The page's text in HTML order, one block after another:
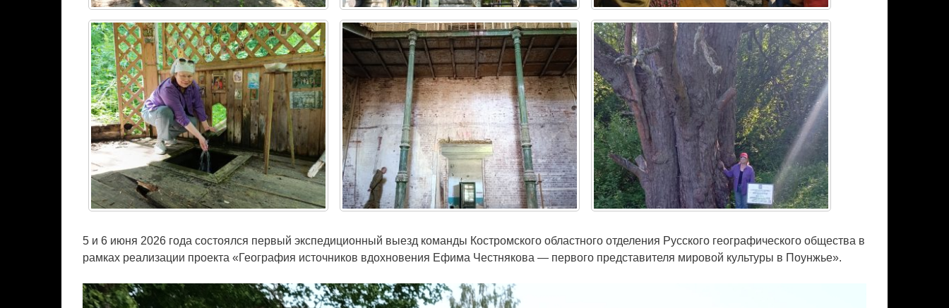
5 и 6 июня 2026 года состоялся первый экспедиционный выезд команды Костромского областного отделения Русского географического общества в
рамках реализации проекта «География источников вдохновения Ефима Честнякова — первого представителя мировой культуры в Поунжье».